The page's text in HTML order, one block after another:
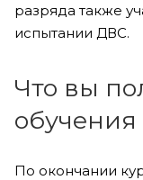
разряда также
испытании ДВС.
Что вы
обучения
По окончании